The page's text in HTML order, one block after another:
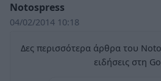
Notospress
04/02/2014 10:18
Δες περισσότερα άρθρα του
ειδήσεις στη